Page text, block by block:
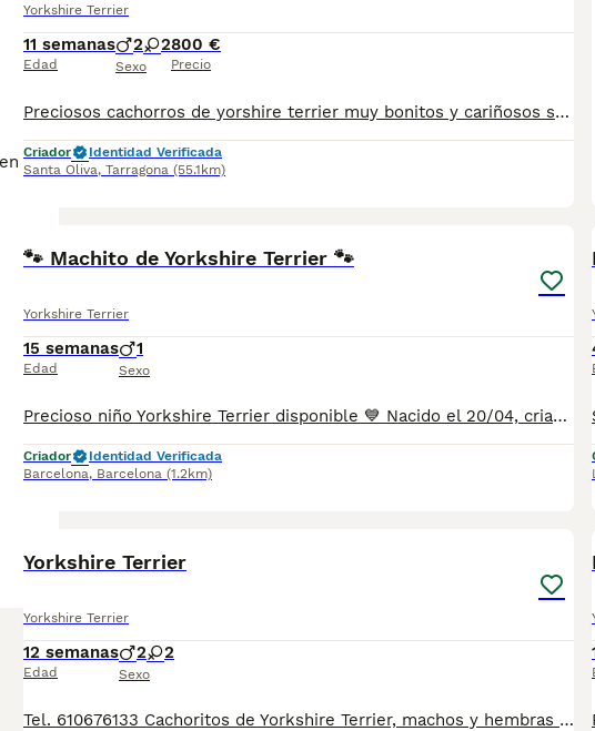
el
Yorkshire Terrier
11 semanas
Edad
2 2
Sexo
800 €
Precio
Preciosos cachorros de yorshire terrier muy bonitos y cariñosos se entregan con un mínimo de 2 vacunas y 3 desparasitaciones y el chip que lo da de alta mi veterinario y garantías por escrito de 10 días de enfermedades víricas y 6 meses de congénitas, desde 800 euros a 1000 euros
Criador
Identidad Verificada
Santa Oliva, Tarragona (55.1km)
🐾 Machito de Yorkshire Terrier 🐾
Yorkshire Terrier
15 semanas
Edad
1
Sexo
Precioso niño Yorkshire Terrier disponible 💙 Nacido el 20/04, criado con muchísimo mimo en un entorno familiar, cuidando su bienestar, socialización y desarrollo desde el primer día. Se entrega garantizando su bienestar y salud: ✔️ Vacunación correspondiente a su edad ✔️ Desparasitación interna ✔️ Cartilla veterinaria / Pasaporte ✔️ Microchip Si deseas más información o conocer detalles sobre disponibilidad, estaremos encantados de atenderte. Si buscas un compañero leal, cariñoso y lleno de energía, esta es tu oportunidad. 📩 Contacta sin compromiso para más información.
Criador
Identidad Verificada
Barcelona, Barcelona (1.2km)
Yorkshire Terrier
Yorkshire Terrier
12 semanas
Edad
2 2
Sexo
Tel. 610676133 Cachoritos de Yorkshire Terrier, machos y hembras preciosos, de tamaño pequeñito, de dos meses de edad, con mucha calidad de pelo, unas autenticas bolitas de pelo. Se entrega con la vacuna correspondiente a la edad, desparasitado, con su cartilla veterinaria, microchip y garantía por escrito, muy bien cuidados, muy sanos, criados en entorno familiar. Disponemos de centro con número zoológico T-2500116